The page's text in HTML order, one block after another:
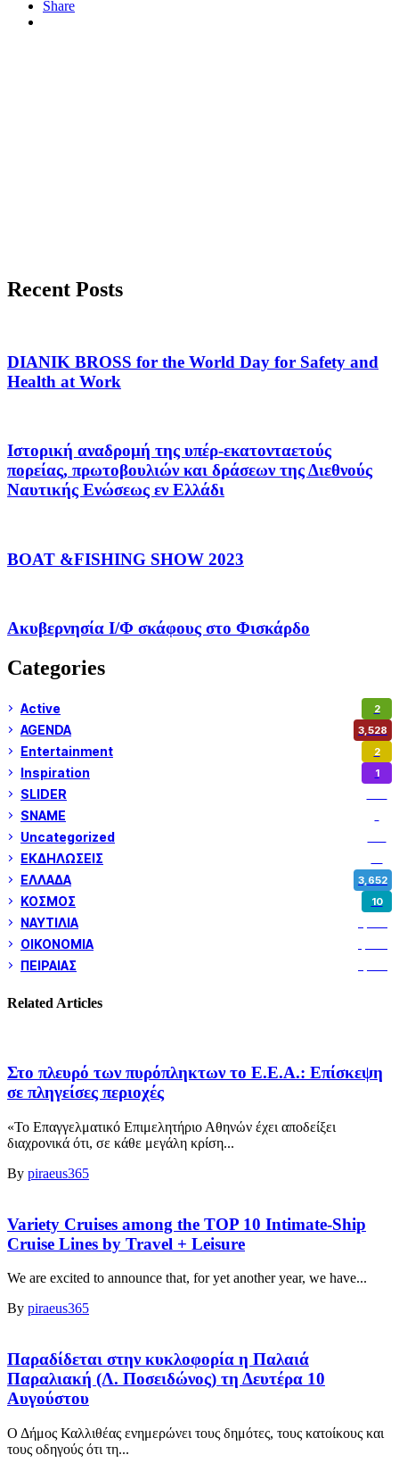
Share
Recent Posts
DIANIK BROSS for the World Day for Safety and
Health at Work
Ιστορική αναδρομή της υπέρ-εκατονταετούς
πορείας, πρωτοβουλιών και δράσεων της Διεθνούς
Ναυτικής Ενώσεως εν Ελλάδι
BOAT &FISHING SHOW 2023
Ακυβερνησία Ι/Φ σκάφους στο Φισκάρδο
Categories
Active 2
AGENDA 3,528
Entertainment 2
Inspiration 1
SLIDER
SNAME
Uncategorized
ΕΚΔΗΛΩΣΕΙΣ
ΕΛΛΑΔΑ 3,652
ΚΟΣΜΟΣ 10
ΝΑΥΤΙΛΙΑ
ΟΙΚΟΝΟΜΙΑ
ΠΕΙΡΑΙΑΣ
Related Articles
Στο πλευρό των πυρόπληκτων το Ε.Ε.Α.: Επίσκεψη
σε πληγείσες περιοχές
«Το Επαγγελματικό Επιμελητήριο Αθηνών έχει αποδείξει
διαχρονικά ότι, σε κάθε μεγάλη κρίση...
By piraeus365
Variety Cruises among the TOP 10 Intimate-Ship
Cruise Lines by Travel + Leisure
We are excited to announce that, for yet another year, we have...
By piraeus365
Παραδίδεται στην κυκλοφορία η Παλαιά
Παραλιακή (Λ. Ποσειδώνος) τη Δευτέρα 10
Αυγούστου
Ο Δήμος Καλλιθέας ενημερώνει τους δημότες, τους κατοίκους και
τους οδηγούς ότι τη...